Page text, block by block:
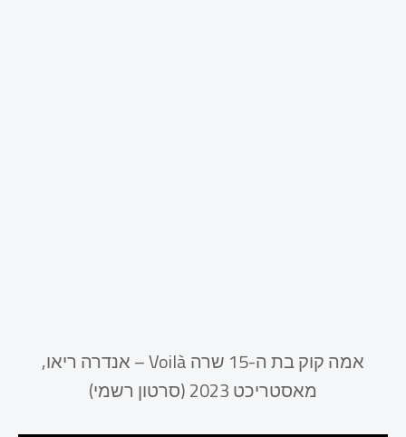
אמה קוק בת ה-15 שרה Voilà – אנדרה ריאו,
מאסטריכט 2023 (סרטון רשמי)